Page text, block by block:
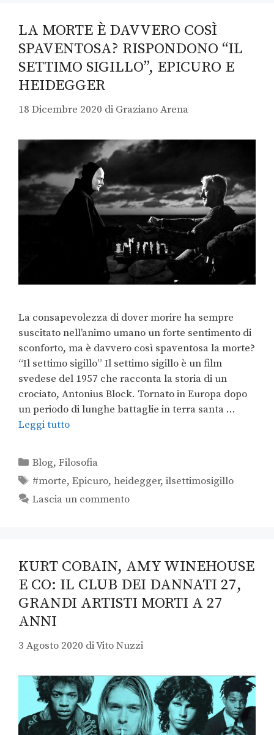
LA MORTE È DAVVERO COSÌ
SPAVENTOSA? RISPONDONO “IL
SETTIMO SIGILLO”, EPICURO E
HEIDEGGER
18 Dicembre 2020 di Graziano Arena
La consapevolezza di dover morire ha sempre
suscitato nell’animo umano un forte sentimento di
sconforto, ma è davvero così spaventosa la morte?
“Il settimo sigillo” Il settimo sigillo è un film
svedese del 1957 che racconta la storia di un
crociato, Antonius Block. Tornato in Europa dopo
un periodo di lunghe battaglie in terra santa …
Leggi tutto
Blog,Filosofia
#morte,Epicuro,heidegger,ilsettimosigillo
Lascia un commento
KURT COBAIN, AMY WINEHOUSE
E CO: IL CLUB DEI DANNATI 27,
GRANDI ARTISTI MORTI A 27
ANNI
3 Agosto 2020 diVito Nuzzi